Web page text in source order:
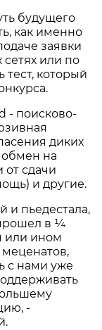
будущего
как именно
заявки
или по
тест, который
- поисково-
диких
обмен на
сдачи
и другие.
и пьедестала,
в ¼
или ином
меценатов,
с нами уже
-